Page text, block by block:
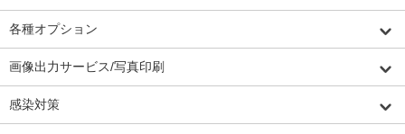
各種オプション
画像出力サービス/写真印刷
感染対策